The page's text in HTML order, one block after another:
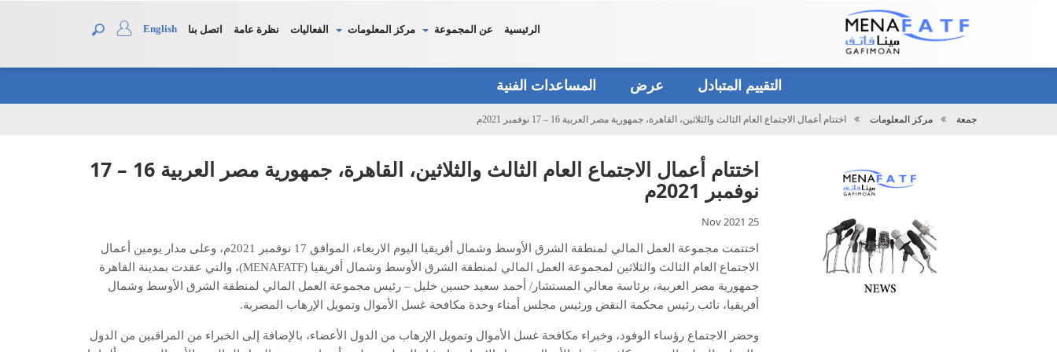
الرئيسية
عن المجموعة مركز المعلومات الفعاليات نظرة عامة اتصل بنا English
التقييم المتبادل عرض المساعدات الفنية
تحميل
جمعة مركز المعلومات اختتام أعمال الاجتماع العام الثالث والثلاثين، القاهرة، جمهورية مصر العربية 16 – 17 نوفمبر 2021م
اختتام أعمال الاجتماع العام الثالث والثلاثين، القاهرة، جمهورية مصر العربية 16 – 17
نوفمبر 2021م
25 Nov 2021
اختتمت مجموعة العمل المالي لمنطقة الشرق الأوسط وشمال أفريقيا اليوم الاربعاء، الموافق 17 نوفمبر 2021م، وعلى مدار يومين أعمال
الاجتماع العام الثالث والثلاثين لمجموعة العمل المالي لمنطقة الشرق الأوسط وشمال أفريقيا (MENAFATF)، والتي عقدت بمدينة القاهرة
جمهورية مصر العربية، برئاسة معالي المستشار/ أحمد سعيد حسين خليل – رئيس مجموعة العمل المالي لمنطقة الشرق الأوسط وشمال
أفريقيا، نائب رئيس محكمة النقض ورئيس مجلس أمناء وحدة مكافحة غسل الأموال وتمويل الإرهاب المصرية.
وحضر الاجتماع رؤساء الوفود، وخبراء مكافحة غسل الأموال وتمويل الإرهاب من الدول الأعضاء، بالإضافة إلى الخبراء من المراقبين من الدول